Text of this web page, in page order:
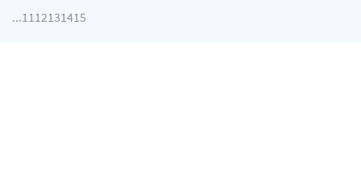
...1112131415